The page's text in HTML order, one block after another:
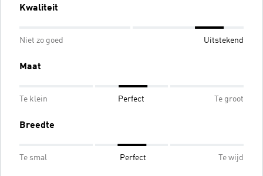
Kwaliteit
Niet zo goed Uitstekend
Maat
Te klein Perfect Te groot
Breedte
Te smal Perfect Te wijd